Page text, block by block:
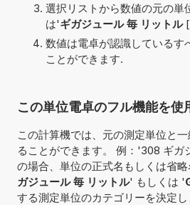
選択リストから数値の元の単
は'ギガジュール 毎 リットル[
数値は電卓が認識しているす
ことができます.
この単位電卓のフル機能を使
この計算機では、元の測定単位と
ることができます。 例：'308 ギガ
の場合、単位の正式名もしくは省
ガジュール 毎 リットル' もしくは '
する測定単位のカテゴリーを決定